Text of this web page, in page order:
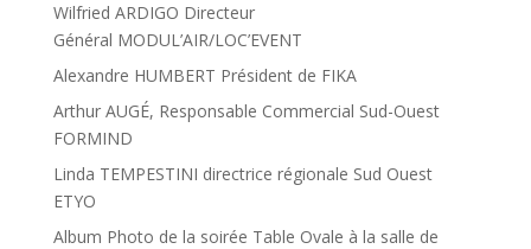
Wilfried ARDIGO Directeur
Général MODUL’AIR/LOC’EVENT
Alexandre HUMBERT Président de FIKA
Arthur AUGÉ, Responsable Commercial Sud-Ouest
FORMIND
Linda TEMPESTINI directrice régionale Sud Ouest
ETYO
Album Photo de la soirée Table Ovale à la salle de